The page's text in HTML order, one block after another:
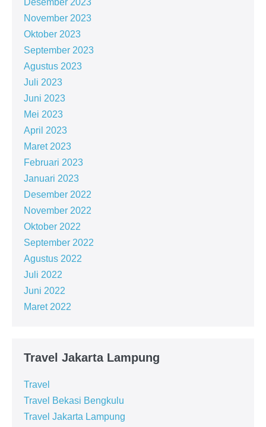
Desember 2023
November 2023
Oktober 2023
September 2023
Agustus 2023
Juli 2023
Juni 2023
Mei 2023
April 2023
Maret 2023
Februari 2023
Januari 2023
Desember 2022
November 2022
Oktober 2022
September 2022
Agustus 2022
Juli 2022
Juni 2022
Maret 2022
Travel Jakarta Lampung
Travel
Travel Bekasi Bengkulu
Travel Jakarta Lampung